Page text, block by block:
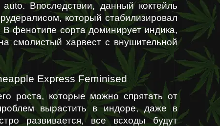
Впоследствии, данный коктейль
который стабилизировал
фенотипе сорта доминирует индика,
смолистый харвест с внушительной
Express Feminised
роста, которые можно спрятать от
вырастить в индоре, даже в
развивается, все всходы будут